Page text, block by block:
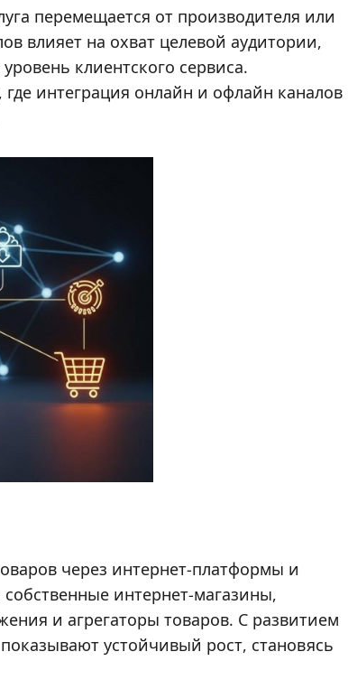
перемещается от производителя или
влияет на охват целевой аудитории,
клиентского сервиса.
интеграция онлайн и офлайн каналов
через интернет-платформы и
интернет-магазины,
и агрегаторы товаров. С развитием
устойчивый рост, становясь